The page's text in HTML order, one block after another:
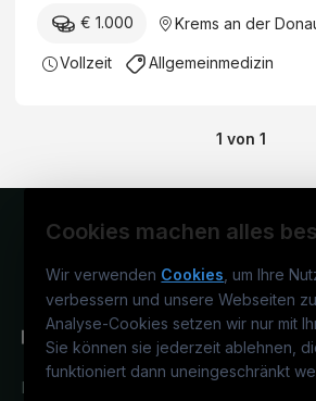
bereich
(IAB)
€ 1.000 Krems an der
Vollzeit Allgemeinmedizin
1 von 1
Cookies machen alles
Wir verwenden Cookies, um Ihre
verbessern und unsere Webseiten
Analyse-Cookies setzen wir nur mit
Sie können sie jederzeit ablehnen,
funktioniert dann uneingeschränkt
Deutschlands medizinisches